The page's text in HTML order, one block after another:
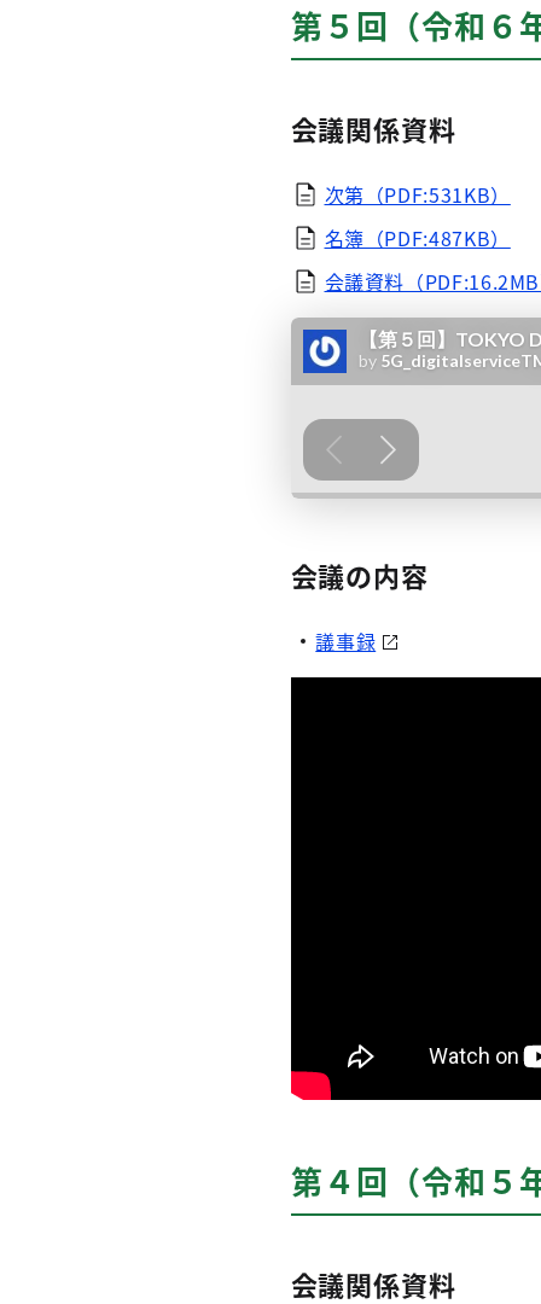
第５回（令和６
会議関係資料
次第（PDF:531KB）
名簿（PDF:487KB）
会議資料（
会議の内容
議事録
第４回（令和５
会議関係資料